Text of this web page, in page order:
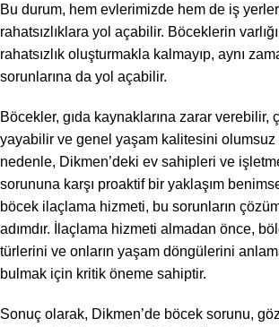
Bu durum, hem evlerimizde hem de iş
rahatsızlıklara yol açabilir. Böceklerin
rahatsızlık oluşturmakla kalmayıp, aynı
sorunlarına da yol açabilir.
Böcekler, gıda kaynaklarına zarar verebilir,
yayabilir ve genel yaşam kalitesini olumsuz
nedenle, Dikmen’deki ev sahipleri ve
sorununa karşı proaktif bir yaklaşım
böcek ilaçlama hizmeti, bu sorunların
adımdır. İlaçlama hizmeti almadan önce,
türlerini ve onların yaşam döngülerini
bulmak için kritik öneme sahiptir.
Sonuç olarak, Dikmen’de böcek sorunu,